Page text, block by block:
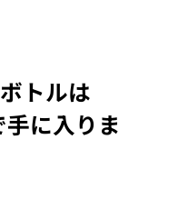
トルは
に入りま